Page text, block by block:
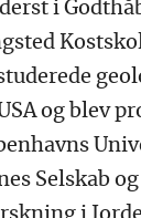
i
og blev
Selskab